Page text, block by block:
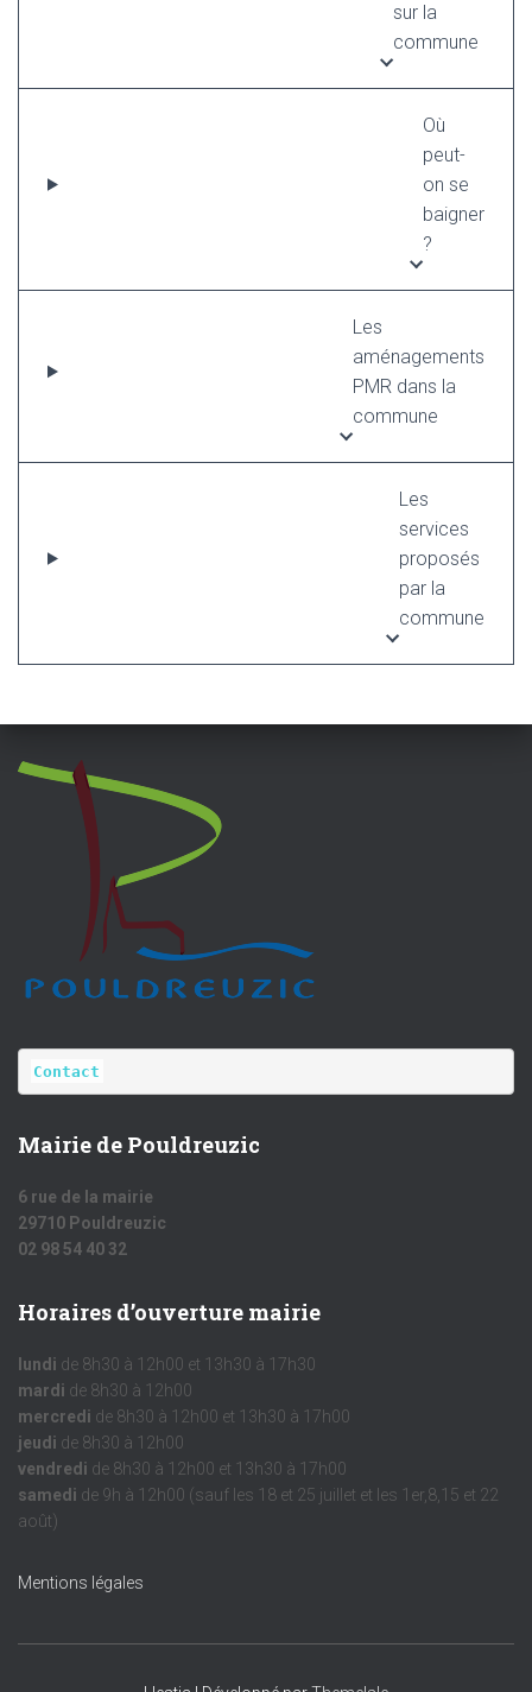
sur la
commune
Où
peut-
on se
baigner
?
Les
aménagements
PMR dans la
commune
Les
services
proposés
par la
commune
Contact
Mairie de Pouldreuzic
6 rue de la mairie
29710 Pouldreuzic
02 98 54 40 32
Horaires d’ouverture mairie
lundi de 8h30 à 12h00 et 13h30 à 17h30
mardi de 8h30 à 12h00
mercredi de 8h30 à 12h00 et 13h30 à 17h00
jeudi de 8h30 à 12h00
vendredi de 8h30 à 12h00 et 13h30 à 17h00
samedi de 9h à 12h00 (sauf les 18 et 25 juillet et les 1er,8,15 et 22
août)
Mentions légales